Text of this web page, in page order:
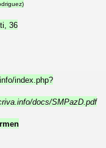
36
index.php?
docs/SMPazD.pdf
Königs von
und dessen
IN DER